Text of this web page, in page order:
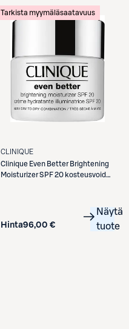
Tarkista myymäläsaatavuus
CLINIQUE
Clinique Even Better Brightening
Moisturizer SPF 20 kosteusvoide
Hinta96,00 €
Näytä
tuote